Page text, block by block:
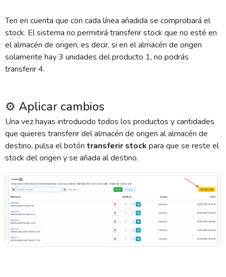
Ten en cuenta que con cada línea añadida se comprobará el
stock. El sistema no permitirá transferir stock que no esté en
el almacén de origen, es decir, si en el almacén de origen
solamente hay 3 unidades del producto 1, no podrás
transferir 4.
⚙️ Aplicar cambios
Una vez hayas introducido todos los productos y cantidades
que quieres transferir del almacén de origen al almacén de
destino, pulsa el botón transferir stock para que se reste el
stock del origen y se añada al destino.